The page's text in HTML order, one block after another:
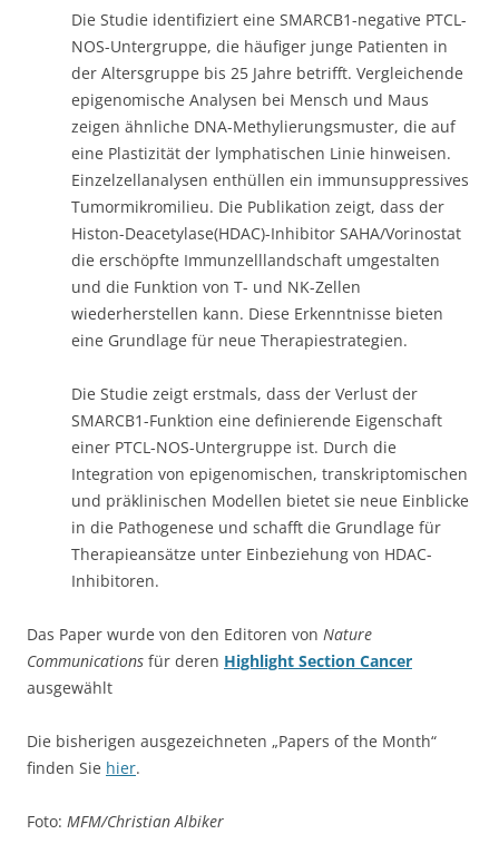
Die Studie identifiziert eine SMARCB1-negative PTCL-
NOS-Untergruppe, die häufiger junge Patienten in
der Altersgruppe bis 25 Jahre betrifft. Vergleichende
epigenomische Analysen bei Mensch und Maus
zeigen ähnliche DNA-Methylierungsmuster, die auf
eine Plastizität der lymphatischen Linie hinweisen.
Einzelzellanalysen enthüllen ein immunsuppressives
Tumormikromilieu. Die Publikation zeigt, dass der
Histon-Deacetylase(HDAC)-Inhibitor SAHA/Vorinostat
die erschöpfte Immunzelllandschaft umgestalten
und die Funktion von T- und NK-Zellen
wiederherstellen kann. Diese Erkenntnisse bieten
eine Grundlage für neue Therapiestrategien.
Die Studie zeigt erstmals, dass der Verlust der
SMARCB1-Funktion eine definierende Eigenschaft
einer PTCL-NOS-Untergruppe ist. Durch die
Integration von epigenomischen, transkriptomischen
und präklinischen Modellen bietet sie neue Einblicke
in die Pathogenese und schafft die Grundlage für
Therapieansätze unter Einbeziehung von HDAC-
Inhibitoren.
Das Paper wurde von den Editoren von Nature
Communications für deren Highlight Section Cancer
ausgewählt
Die bisherigen ausgezeichneten „Papers of the Month“
finden Sie hier.
Foto: MFM/Christian Albiker